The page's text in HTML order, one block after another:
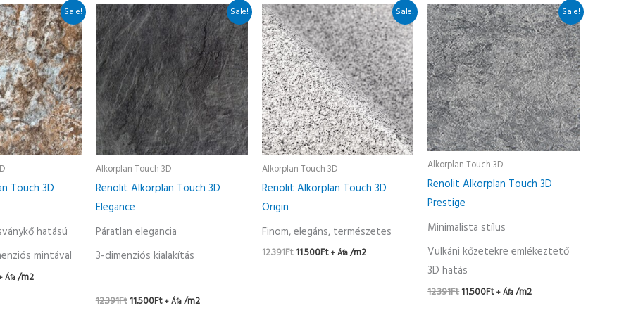
Sale!
Touch 3D
hatású
mintával
Áfa/m2
Sale!
Alkorplan Touch 3D
Renolit Alkorplan Touch 3D
Elegance
Páratlan elegancia
3-dimenziós kialakítás
12.391Ft
Original
price
was:
12.391Ft.
11.500Ft
Current
price
is:
11.500Ft.
+ Áfa/m2
Sale!
Alkorplan Touch 3D
Renolit Alkorplan Touch 3D
Origin
Finom, elegáns, természetes
12.391Ft
Original
price
was:
12.391Ft.
11.500Ft
Current
price
is:
11.500Ft.
+ Áfa /m2
Sale!
Alkorplan Touch 3D
Renolit Alkorplan Touch 3D
Prestige
Minimalista stílus
Vulkáni kőzetekre emlékeztető
3D hatás
12.391Ft
Original
price
was:
12.391Ft.
11.500Ft
Current
price
is:
11.500Ft.
+ Áfa/m2